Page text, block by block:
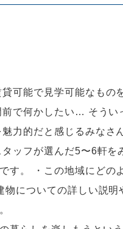
可能で見学可能なも
で何かしたい… そう
力的だと感じるみな
ッフが選んだ5〜6軒を
。 ・この地域にどの
についての詳しい説